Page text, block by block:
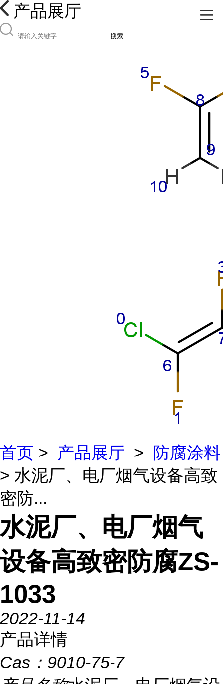
产品展厅
搜索
首页 > 产品展厅 >
防腐涂料
> 水泥厂、电厂烟气设备高致
密防...
水泥厂、电厂烟气
设备高致密防腐ZS-
1033
2022-11-14
产品详情
Cas： 9010-75-7